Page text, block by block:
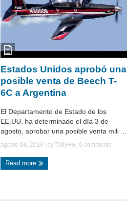
Estados Unidos aprobó una
posible venta de Beech T-
6C a Argentina
El Departamento de Estado de los
EE.UU. ha determinado el día 3 de
agosto, aprobar una posible venta mili ...
agosto 04, 2016 | by TallyHo 0 comments
Read more